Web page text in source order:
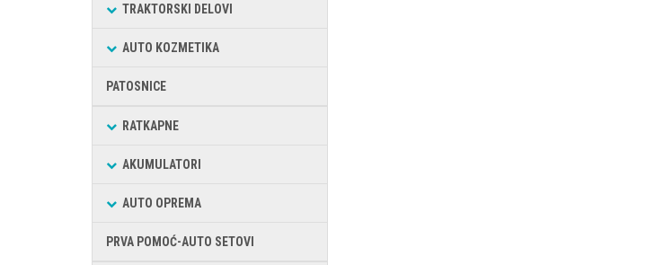
TRAKTORSKI DELOVI
AUTO KOZMETIKA
PATOSNICE
RATKAPNE
AKUMULATORI
AUTO OPREMA
PRVA POMOĆ-AUTO SETOVI